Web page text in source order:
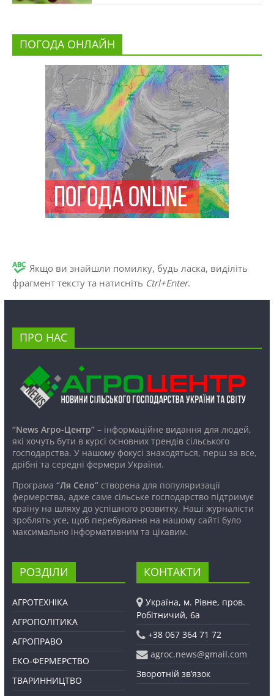
ПОГОДА ОНЛАЙН
Якщо ви знайшли помилку, будь ласка, виділіть
фрагмент тексту та натисніть Ctrl+Enter.
ПРО НАС
“News Агро-Центр”– інформаційне видання для людей,
які хочуть бути в курсі основних трендів сільського
господарства. У нашому фокусі знаходяться, перш за все,
дрібні та середні фермери України.
Програма “Ля Село”створена для популяризації
фермерства, адже саме сільське господарство підтримує
країну на шляху до успішного розвитку. Наші журналісти
зроблять усе, щоб перебування на нашому сайті було
максимально інформативним та цікавим.
РОЗДІЛИ
АГРОТЕХНІКА
АГРОПОЛІТИКА
АГРОПРАВО
ЕКО-ФЕРМЕРСТВО
ТВАРИННИЦТВО
КОНТАКТИ
Україна, м. Рівне, пров.
Робітничий, 6а
+38 067 364 71 72
agroc.news@gmail.com
Зворотній зв’язок